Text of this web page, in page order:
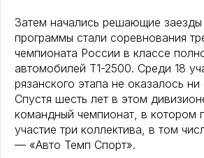
Затем начались решающие заезды
программы стали соревнования
чемпионата России в классе
автомобилей Т1-2500. Среди 18
рязанского этапа не оказалось
Спустя шесть лет в этом
командный чемпионат, в котором
участие три коллектива, в том
— «Авто Темп Спорт».